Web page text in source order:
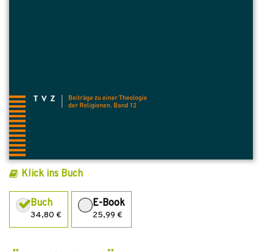
Klick ins Buch
Buch
34,80 €
E-Book
25,99 €